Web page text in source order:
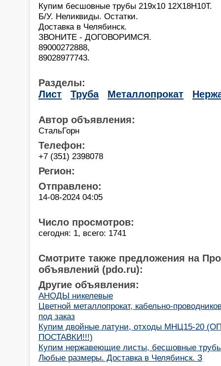
Купим бесшовные трубы 219х10 12Х18Н10Т.
Б/У. Неликвиды. Остатки.
Доставка в Челябинск.
ЗВОНИТЕ - ДОГОВОРИМСЯ.
89000272888,
89028977743.
Разделы:
Лист
Труба Металлопрокат
Автор объявления:
СтальГорн
Телефон:
+7 (351) 2398078
Регион:
Отправлено:
14-08-2024 04:05
Число просмотров:
сегодня: 1, всего: 1741
Смотрите также предложения на
объявлений (pdo.ru):
Другие объявления:
АНОДЫ никелевые
Цветной металлопрокат, кабельно-
под заказ
Купим двойные латуни, отходы МНЦ15-20
ПОСТАВКИ!!!)
Купим нержавеющие листы, бесшовные
Любые размеры. Доставка в Челябинск. З